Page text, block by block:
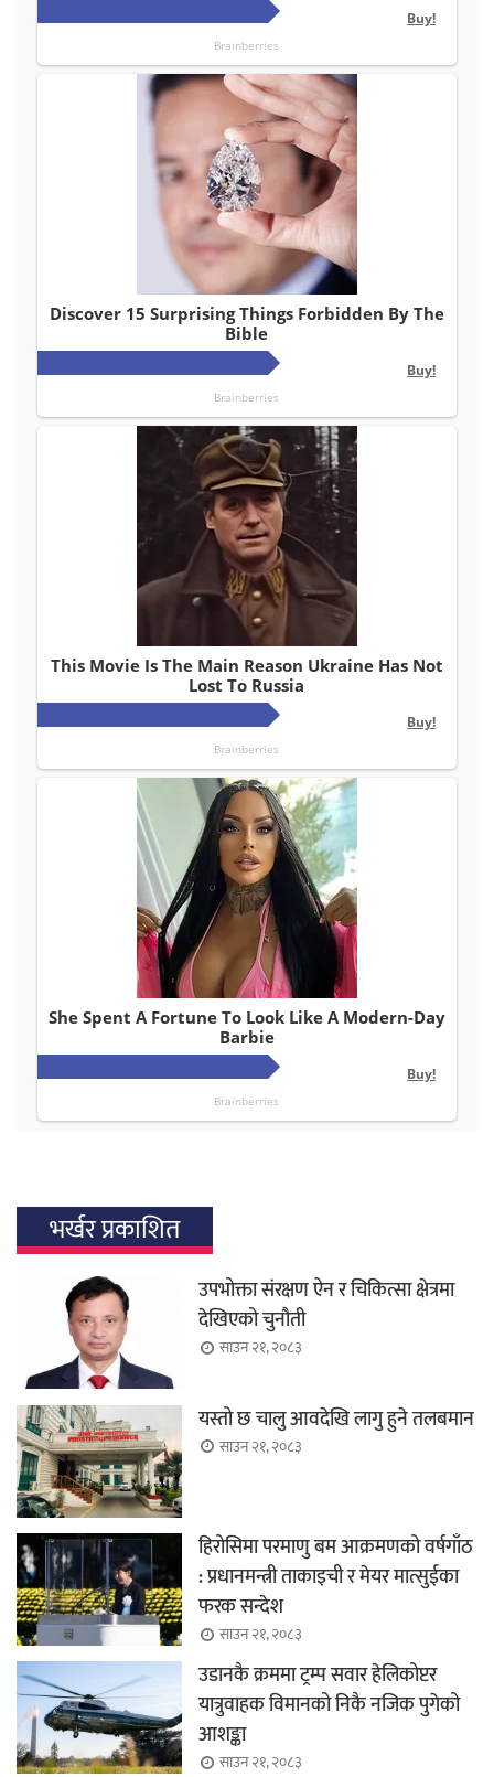
भर्खर प्रकाशित
उपभोक्ता संरक्षण ऐन र चिकित्सा क्षेत्रमा
देखिएको चुनौती
साउन २१, २०८३
यस्तो छ चालु आवदेखि लागु हुने तलबमान
साउन २१, २०८३
हिरोसिमा परमाणु बम आक्रमणको वर्षगाँठ
: प्रधानमन्त्री ताकाइची र मेयर मात्सुईका
फरक सन्देश
साउन २१, २०८३
उडानकै क्रममा ट्रम्प सवार हेलिकोप्टर
यात्रुवाहक विमानको निकै नजिक पुगेको
आशङ्का
साउन २१, २०८३